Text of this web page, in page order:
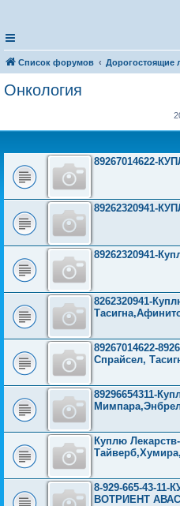
Список форумов Дорогостоящие
Онкология
89267014622-
89262320941-
89262320941-
8262320941-
89267014622-
Спрайсел,
89296654311-
Куплю
8-929-665-43-
ВОТРИЕНТ